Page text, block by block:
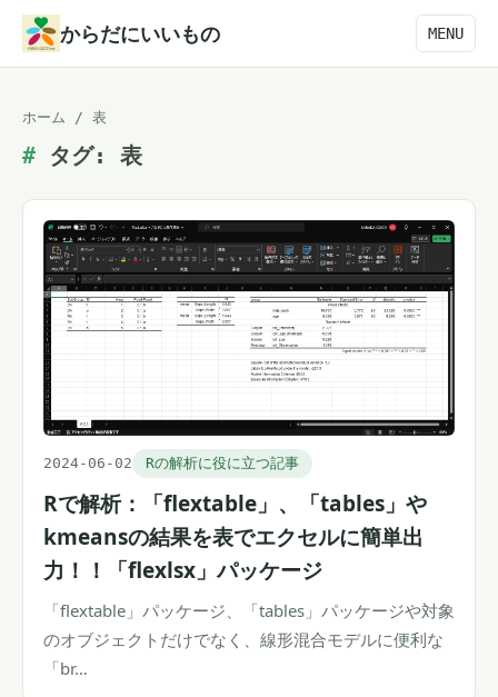
からだにいいもの MENU
ホーム / 表
タグ: 表
2024-06-02 Rの解析に役に立つ記事
Rで解析：「flextable」、「tables」や
kmeansの結果を表でエクセルに簡単出
力！！「flexlsx」パッケージ
「flextable」パッケージ、「tables」パッケージや対象
のオブジェクトだけでなく、線形混合モデルに便利な
「br…